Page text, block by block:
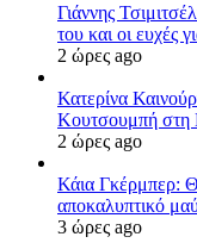
Γιάννης
του και οι ευχές
2 ώρες ago
Κατερίνα
Κουτσουμπή στη
2 ώρες ago
Κάια Γκέρμπερ:
αποκαλυπτικό
3 ώρες ago